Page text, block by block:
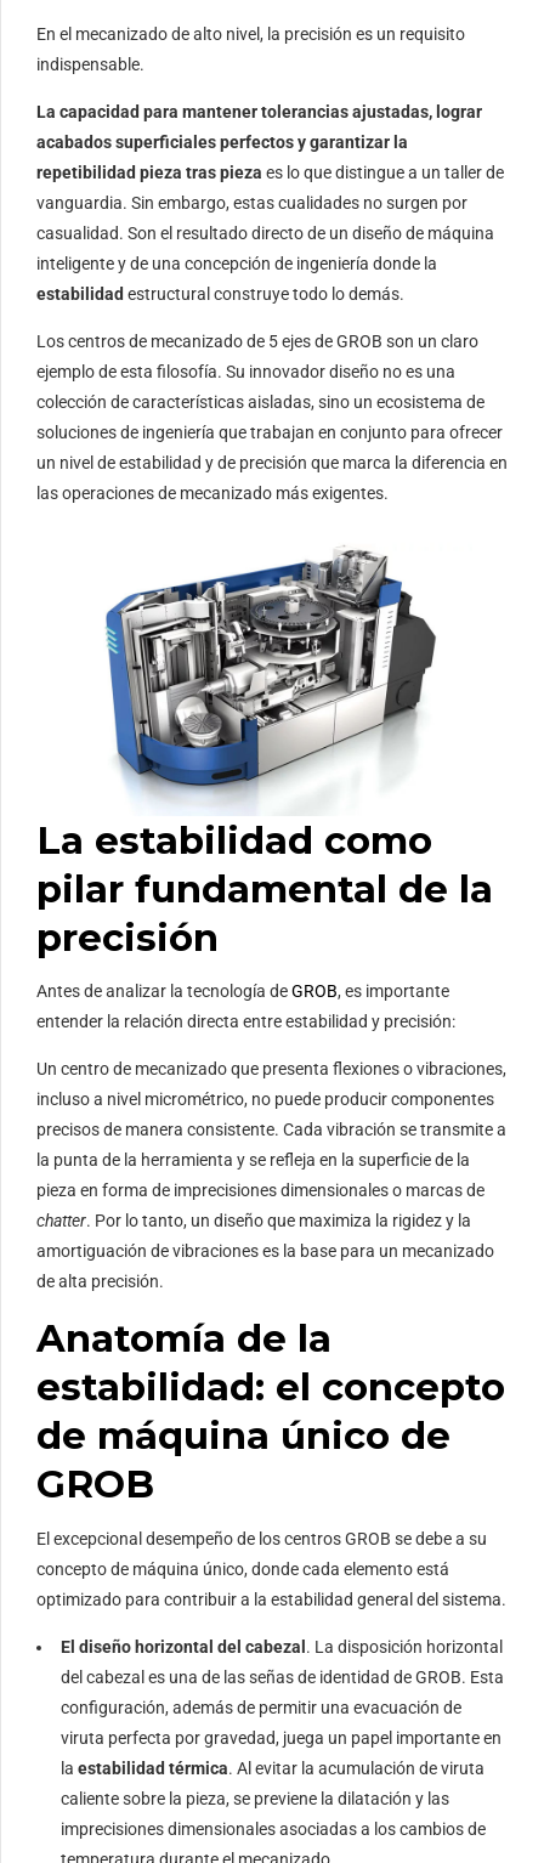
En el mecanizado de alto nivel, la precisión es un requisito
indispensable.
La capacidad para mantener tolerancias ajustadas, lograr
acabados superficiales perfectos y garantizar la
repetibilidad pieza tras pieza es lo que distingue a un taller de
vanguardia. Sin embargo, estas cualidades no surgen por
casualidad. Son el resultado directo de un diseño de máquina
inteligente y de una concepción de ingeniería donde la
estabilidad estructural construye todo lo demás.
Los centros de mecanizado de 5 ejes de GROB son un claro
ejemplo de esta filosofía. Su innovador diseño no es una
colección de características aisladas, sino un ecosistema de
soluciones de ingeniería que trabajan en conjunto para ofrecer
un nivel de estabilidad y de precisión que marca la diferencia en
las operaciones de mecanizado más exigentes.
La estabilidad como
pilar fundamental de la
precisión
Antes de analizar la tecnología deGROB, es importante
entender la relación directa entre estabilidad y precisión:
Un centro de mecanizado que presenta flexiones o vibraciones,
incluso a nivel micrométrico, no puede producir componentes
precisos de manera consistente. Cada vibración se transmite a
la punta de la herramienta y se refleja en la superficie de la
pieza en forma de imprecisiones dimensionales o marcas de
chatter. Por lo tanto, un diseño que maximiza la rigidez y la
amortiguación de vibraciones es la base para un mecanizado
de alta precisión.
Anatomía de la
estabilidad: el concepto
de máquina único de
GROB
El excepcional desempeño de los centros GROB se debe a su
concepto de máquina único, donde cada elemento está
optimizado para contribuir a la estabilidad general del sistema.
El diseño horizontal del cabezal. La disposición horizontal
del cabezal es una de las señas de identidad de GROB. Esta
configuración, además de permitir una evacuación de
viruta perfecta por gravedad, juega un papel importante en
la estabilidad térmica. Al evitar la acumulación de viruta
caliente sobre la pieza, se previene la dilatación y las
imprecisiones dimensionales asociadas a los cambios de
temperatura durante el mecanizado.